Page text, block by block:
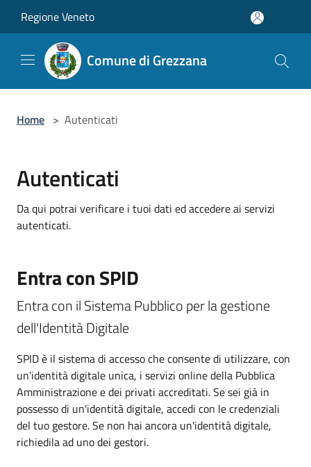
Regione Veneto
Comune di Grezzana
Home > Autenticati
Autenticati
Da qui potrai verificare i tuoi dati ed accedere ai servizi
autenticati.
Entra con SPID
Entra con il Sistema Pubblico per la gestione
dell'Identità Digitale
SPID è il sistema di accesso che consente di utilizzare, con
un'identità digitale unica, i servizi online della Pubblica
Amministrazione e dei privati accreditati. Se sei già in
possesso di un'identità digitale, accedi con le credenziali
del tuo gestore. Se non hai ancora un'identità digitale,
richiedila ad uno dei gestori.